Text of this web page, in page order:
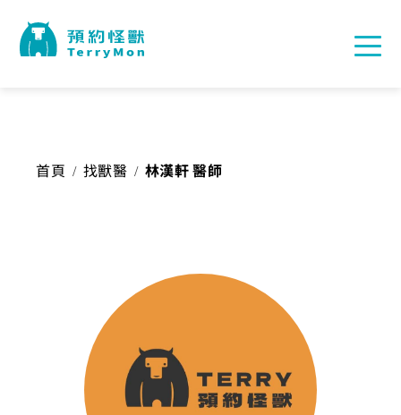
首頁 / 找獸醫 / 林漢軒 醫師